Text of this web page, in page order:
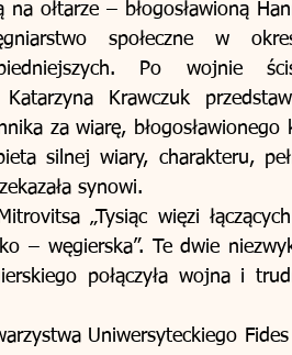
ołtarze – błogosławioną
społeczne w
Po wojnie
Krawczuk
za wiarę, błogosławionego
silnej wiary, charakteru,
synowi.
„Tysiąc więzi
– węgierska”. Te dwie
połączyła wojna i
Uniwersyteckiego